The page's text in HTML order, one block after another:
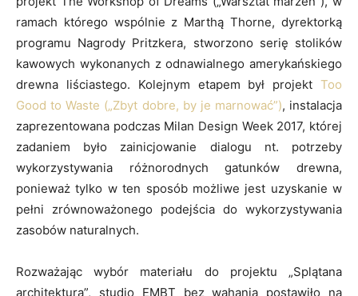
ramach którego wspólnie z Marthą Thorne, dyrektorką
programu Nagrody Pritzkera, stworzono serię stolików
kawowych wykonanych z odnawialnego amerykańskiego
drewna liściastego. Kolejnym etapem był projekt Too
Good to Waste („Zbyt dobre, by je marnować”), instalacja
zaprezentowana podczas Milan Design Week 2017, której
zadaniem było zainicjowanie dialogu nt. potrzeby
wykorzystywania różnorodnych gatunków drewna,
ponieważ tylko w ten sposób możliwe jest uzyskanie w
pełni zrównoważonego podejścia do wykorzystywania
zasobów naturalnych.
Rozważając wybór materiału do projektu „Splątana
architektura”, studio EMBT bez wahania postawiło na